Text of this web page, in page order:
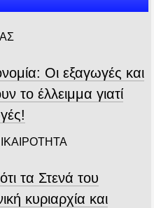
Οι εξαγωγές και
το έλλειμμα γιατί
τα Στενά του
κυριαρχία και